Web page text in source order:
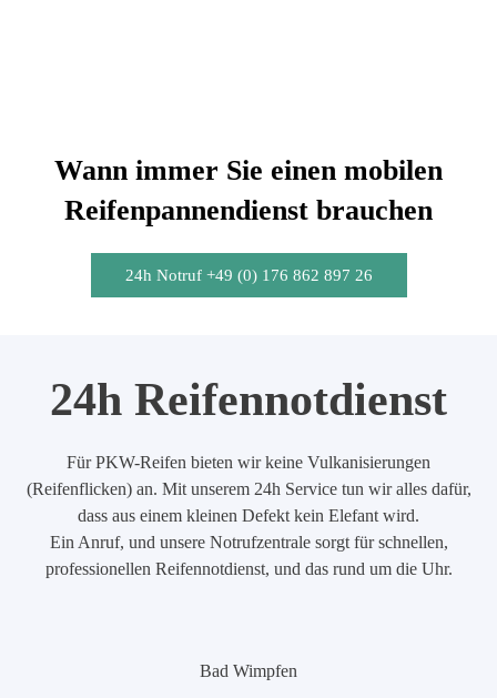
Wann immer Sie einen mobilen
Reifenpannendienst brauchen
24h Notruf +49 (0) 176 862 897 26
24h Reifennotdienst
Für PKW-Reifen bieten wir keine Vulkanisierungen
(Reifenflicken) an. Mit unserem 24h Service tun wir alles dafür,
dass aus einem kleinen Defekt kein Elefant wird.
Ein Anruf, und unsere Notrufzentrale sorgt für schnellen,
professionellen Reifennotdienst, und das rund um die Uhr.
Bad Wimpfen